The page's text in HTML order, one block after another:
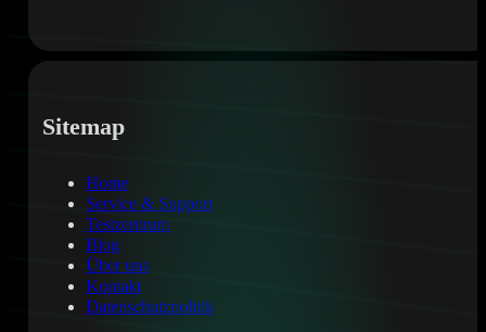
Sitemap
Home
Service & Support
Testzentrum
Blog
Über uns
Kontakt
Datenschutzpolitik